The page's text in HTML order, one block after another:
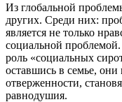
Из глобальной
других. Среди них:
является не только
социальной
роль «социальных
оставшись в семье, они
отверженности,
равнодушия.